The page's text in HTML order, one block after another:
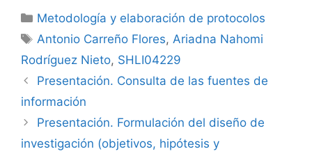
Categorías
Metodología y elaboración de protocolos
Etiquetas
Antonio Carreño Flores, Ariadna Nahomi
Rodríguez Nieto, SHLI04229
Presentación. Consulta de las fuentes de
información
Presentación. Formulación del diseño de
investigación (objetivos, hipótesis y